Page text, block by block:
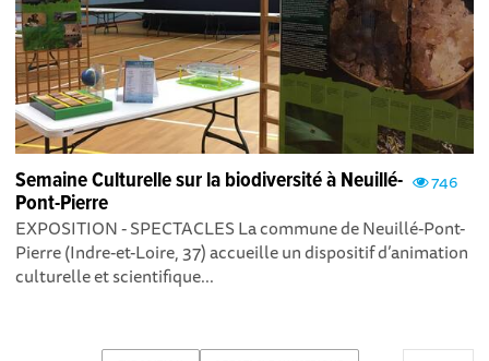
746
Semaine Culturelle sur la biodiversité à Neuillé-
Pont-Pierre
EXPOSITION - SPECTACLES La commune de Neuillé-Pont-
Pierre (Indre-et-Loire, 37) accueille un dispositif d’animation
culturelle et scientifique...